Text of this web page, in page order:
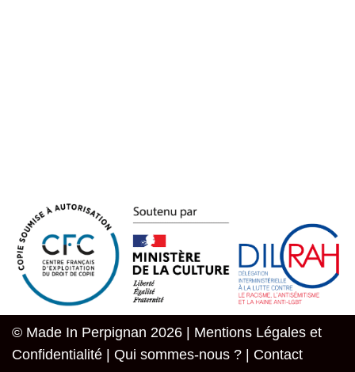
© Made In Perpignan 2026 | Mentions Légales et
Confidentialité
Qui sommes-nous ? Contact